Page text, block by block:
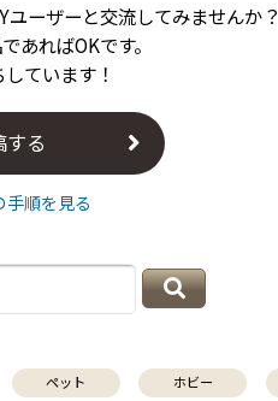
ーザーと交流してみませんか？
あればOKです。
ています！
る
手順を見る
ペット ホビー